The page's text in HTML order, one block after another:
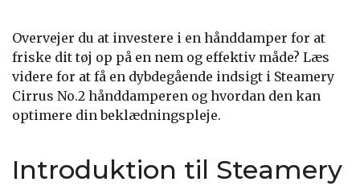
Overvejer du at investere i en hånddamper for at
friske dit tøj op på en nem og effektiv måde? Læs
videre for at få en dybdegående indsigt i Steamery
Cirrus No.2 hånddamperen og hvordan den kan
optimere din beklædningspleje.
Introduktion til Steamery